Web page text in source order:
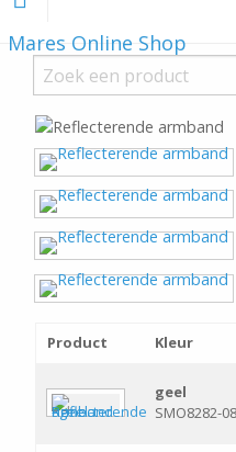
Mares Online Shop
Product Kleur
geel
SMO8282-08